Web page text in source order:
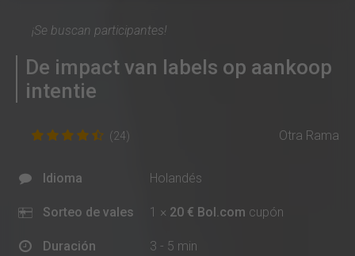
¡Se buscan participantes!
De impact van labels op aankoop
intentie
(24) Otra Rama
Idioma Holandés
Sorteo de vales 1 × 20 € Bol.com cupón
Duración 3 - 5 min